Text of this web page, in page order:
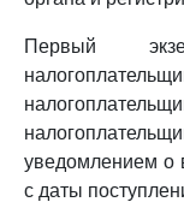
Первый
уведомлением о
с даты